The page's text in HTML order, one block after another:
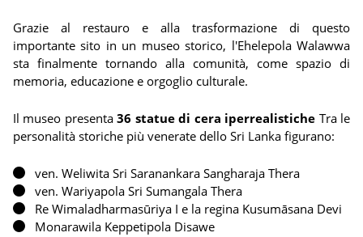
Grazie al restauro e alla trasformazione di questo
importante sito in un museo storico, l'Ehelepola Walawwa
sta finalmente tornando alla comunità, come spazio di
memoria, educazione e orgoglio culturale.
Il museo presenta36 statue di cera iperrealistiche Tra le
personalità storiche più venerate dello Sri Lanka figurano:
ven. Weliwita Sri Saranankara Sangharaja Thera
ven. Wariyapola Sri Sumangala Thera
Re Wimaladharmasūriya I e la regina Kusumāsana Devi
Monarawila Keppetipola Disawe